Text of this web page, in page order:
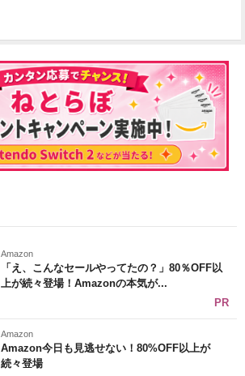
Amazon
「え、こんなセールやってたの？」80％OFF以
上が続々登場！Amazonの本気が...
PR
Amazon
Amazon今日も見逃せない！80%OFF以上が
続々登場